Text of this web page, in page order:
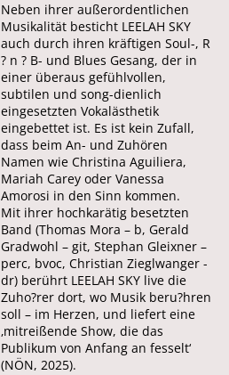
Neben ihrer außerordentlichen
Musikalität besticht LEELAH SKY
auch durch ihren kräftigen Soul-, R
? n ? B- und Blues Gesang, der in
einer überaus gefühlvollen,
subtilen und song-dienlich
eingesetzten Vokalästhetik
eingebettet ist. Es ist kein Zufall,
dass beim An- und Zuhören
Namen wie Christina Aguiliera,
Mariah Carey oder Vanessa
Amorosi in den Sinn kommen.
Mit ihrer hochkarätig besetzten
Band (Thomas Mora – b, Gerald
Gradwohl – git, Stephan Gleixner –
perc, bvoc, Christian Zieglwanger -
dr) berührt LEELAH SKY live die
Zuho?rer dort, wo Musik beru?hren
soll – im Herzen, und liefert eine
‚mitreißende Show, die das
Publikum von Anfang an fesselt‘
(NÖN, 2025).